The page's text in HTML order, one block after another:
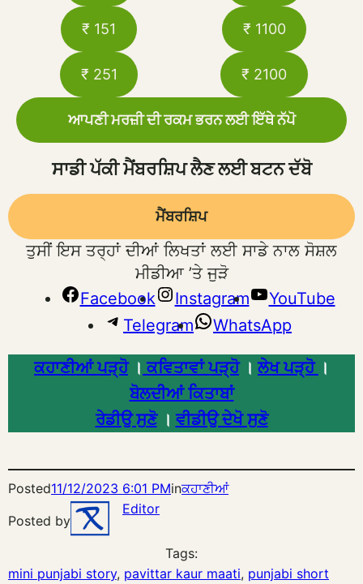
₹ 151
₹ 251
₹ 1100
₹ 2100
ਆਪਣੀ ਮਰਜ਼ੀ ਦੀ ਰਕਮ ਭਰਨ ਲਈ ਇੱਥੇ ਨੱਪੋ
ਸਾਡੀ ਪੱਕੀ ਮੈਂਬਰਸ਼ਿਪ ਲੈਣ ਲਈ ਬਟਨ ਦੱਬੋ
ਮੈਂਬਰਸ਼ਿਪ
ਤੁਸੀਂ ਇਸ ਤਰ੍ਹਾਂ ਦੀਆਂ ਲਿਖਤਾਂ ਲਈ ਸਾਡੇ ਨਾਲ ਸੋਸ਼ਲ
ਮੀਡੀਆ ’ਤੇ ਜੁੜੋ
Facebook
Instagram
YouTube
Telegram
WhatsApp
ਕਹਾਣੀਆਂ ਪੜ੍ਹੋ। ਕਵਿਤਾਵਾਂ ਪੜ੍ਹੋ।ਲੇਖ ਪੜ੍ਹੋ ।
ਬੋਲਦੀਆਂ ਕਿਤਾਬਾਂ
ਰੇਡੀਉ ਸੁਣੋ। ਵੀਡੀਉ ਦੇਖੋ ਸੁਣੋ
Posted11/12/2023 6:01 PMinਕਹਾਣੀਆਂ
Posted by
Editor
Tags:
mini punjabi story, pavittar kaur maati, punjabi short